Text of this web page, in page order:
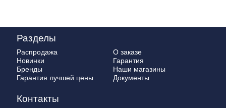
Разделы
Распродажа
Новинки
Бренды
Гарантия лучшей цены
О заказе
Гарантия
Наши магазины
Документы
Контакты